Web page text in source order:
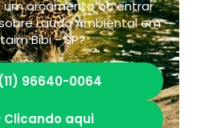
um orçamento ou entrar
Laudo Ambiental em
Bibi - SP?
(11) 96640-0064
Clicando aqui